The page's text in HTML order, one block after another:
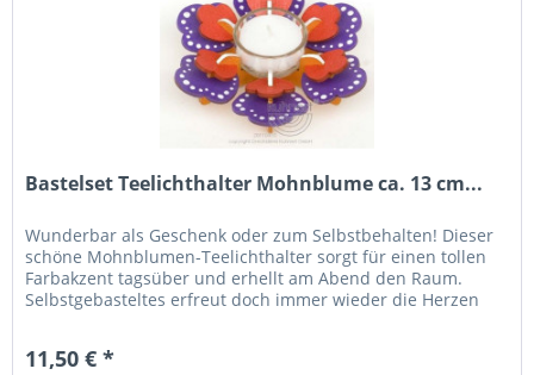
Bastelset Teelichthalter Mohnblume ca. 13 cm...
Wunderbar als Geschenk oder zum Selbstbehalten! Dieser
schöne Mohnblumen-Teelichthalter sorgt für einen tollen
Farbakzent tagsüber und erhellt am Abend den Raum.
Selbstgebasteltes erfreut doch immer wieder die Herzen
11,50 € *